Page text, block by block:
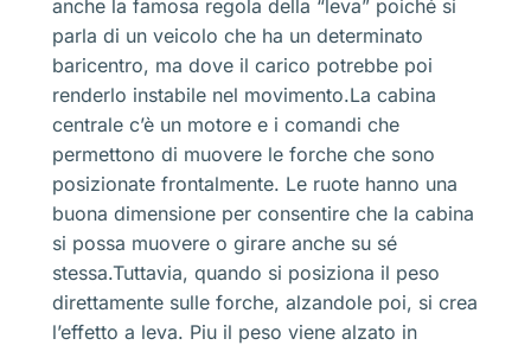
anche la famosa regola della “leva” poiché si
parla di un veicolo che ha un determinato
baricentro, ma dove il carico potrebbe poi
renderlo instabile nel movimento.La cabina
centrale c’è un motore e i comandi che
permettono di muovere le forche che sono
posizionate frontalmente. Le ruote hanno una
buona dimensione per consentire che la cabina
si possa muovere o girare anche su sé
stessa.Tuttavia, quando si posiziona il peso
direttamente sulle forche, alzandole poi, si crea
l’effetto a leva. Piu il peso viene alzato in